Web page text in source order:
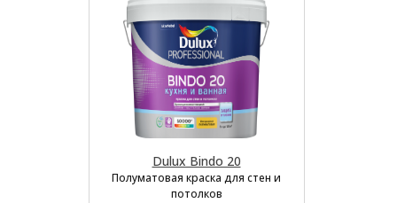
Dulux Bindo 20
Полуматовая краска для стен и
потолков